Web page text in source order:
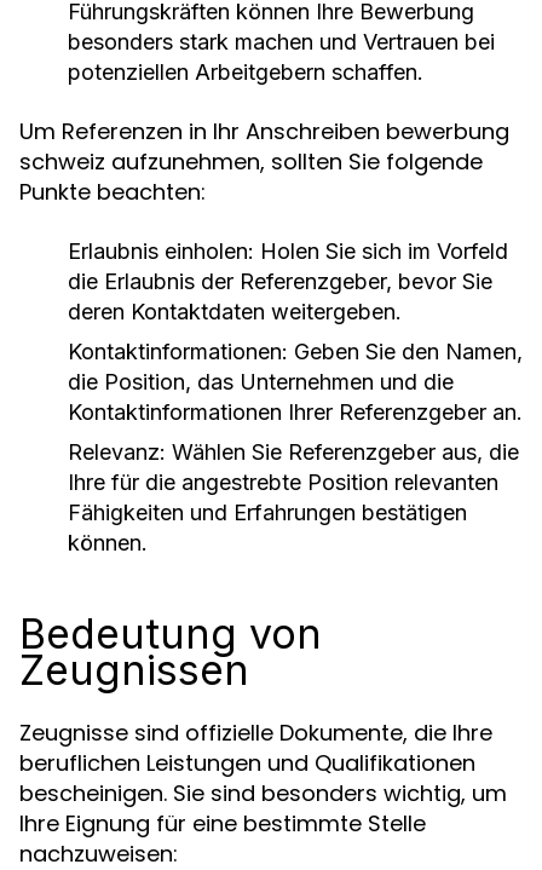
Führungskräften können Ihre Bewerbung
besonders stark machen und Vertrauen bei
potenziellen Arbeitgebern schaffen.
Um Referenzen in Ihr Anschreiben bewerbung
schweiz aufzunehmen, sollten Sie folgende
Punkte beachten:
Erlaubnis einholen: Holen Sie sich im Vorfeld
die Erlaubnis der Referenzgeber, bevor Sie
deren Kontaktdaten weitergeben.
Kontaktinformationen: Geben Sie den Namen,
die Position, das Unternehmen und die
Kontaktinformationen Ihrer Referenzgeber an.
Relevanz: Wählen Sie Referenzgeber aus, die
Ihre für die angestrebte Position relevanten
Fähigkeiten und Erfahrungen bestätigen
können.
Bedeutung von
Zeugnissen
Zeugnisse sind offizielle Dokumente, die Ihre
beruflichen Leistungen und Qualifikationen
bescheinigen. Sie sind besonders wichtig, um
Ihre Eignung für eine bestimmte Stelle
nachzuweisen: